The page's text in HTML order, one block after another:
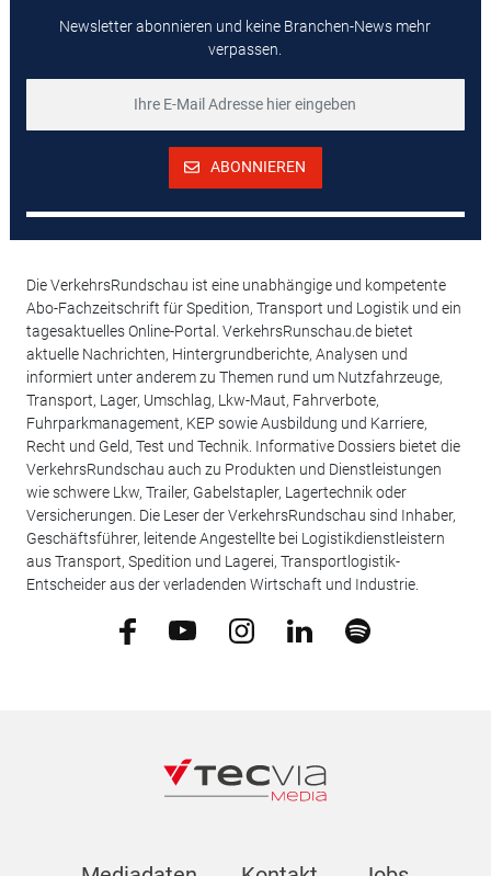
Newsletter abonnieren und keine Branchen-News mehr
verpassen.
ABONNIEREN
Die VerkehrsRundschau ist eine unabhängige und kompetente
Abo-Fachzeitschrift für Spedition, Transport und Logistik und ein
tagesaktuelles Online-Portal. VerkehrsRunschau.de bietet
aktuelle Nachrichten, Hintergrundberichte, Analysen und
informiert unter anderem zu Themen rund um Nutzfahrzeuge,
Transport, Lager, Umschlag, Lkw-Maut, Fahrverbote,
Fuhrparkmanagement, KEP sowie Ausbildung und Karriere,
Recht und Geld, Test und Technik. Informative Dossiers bietet die
VerkehrsRundschau auch zu Produkten und Dienstleistungen
wie schwere Lkw, Trailer, Gabelstapler, Lagertechnik oder
Versicherungen. Die Leser der VerkehrsRundschau sind Inhaber,
Geschäftsführer, leitende Angestellte bei Logistikdienstleistern
aus Transport, Spedition und Lagerei, Transportlogistik-
Entscheider aus der verladenden Wirtschaft und Industrie.